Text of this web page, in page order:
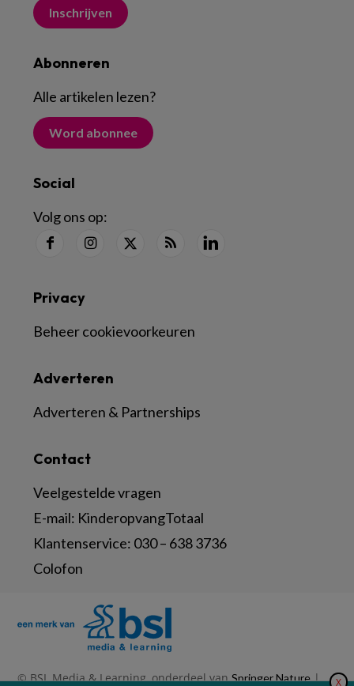
Inschrijven
Abonneren
Alle artikelen lezen?
Word abonnee
Social
Volg ons op:
Contact
Veelgestelde vragen
E-mail: KinderopvangTotaal
Klantenservice: 030 – 638 3736
Colofon
Adverteren
Adverteren & Partnerships
Privacy
Beheer cookievoorkeuren
© BSL Media & Learning, onderdeel vanSpringer Nature| X